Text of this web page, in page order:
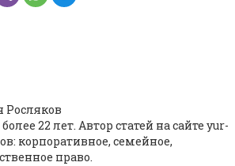
22 лет. Автор статей на сайте yur-
корпоративное, семейное,
право.